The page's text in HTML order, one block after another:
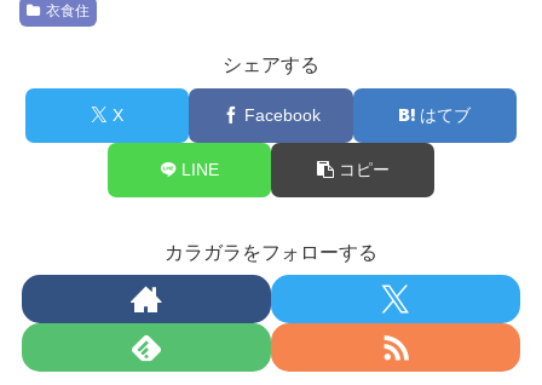
衣食住
シェアする
X Facebook はてブ
LINE コピー
カラガラをフォローする